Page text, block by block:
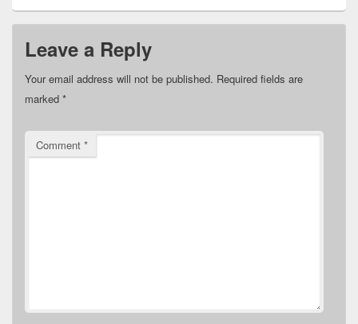
Leave a Reply
Your email address will not be published. Required fields are
marked *
Comment *